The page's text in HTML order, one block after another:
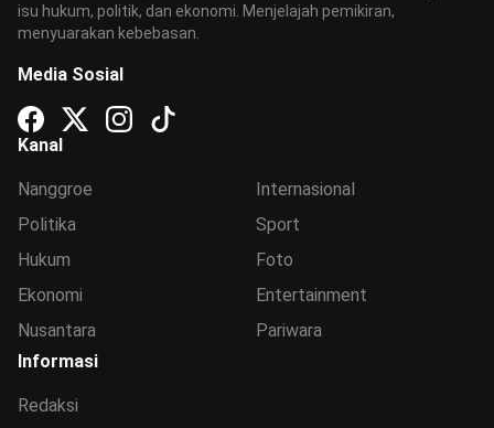
isu hukum, politik, dan ekonomi. Menjelajah pemikiran,
menyuarakan kebebasan.
Media Sosial
Kanal
Nanggroe
Politika
Hukum
Ekonomi
Nusantara
Internasional
Sport
Foto
Entertainment
Pariwara
Informasi
Redaksi